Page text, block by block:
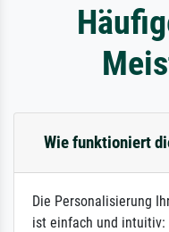
Wie funktioniert
Die Personalisierung
ist einfach und intuitiv: